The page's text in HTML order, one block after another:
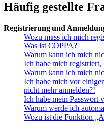
Häufig gestellte
Registrierung und
Wozu muss ich mich
Was ist COPPA?
Warum kann ich mich
Ich habe mich registriert,
Warum kann ich mich
Ich habe mich vor
nicht mehr anmelden?!
Ich habe mein Passwort
Warum werde ich
Wozu ist die Funktion